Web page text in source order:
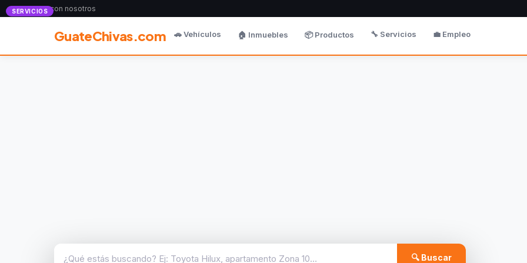
Anunciate con nosotros
GuateChivas.com 🚗 Vehículos 🏠 Inmuebles 📦 Productos 🔧 Servicios 💼 Empleo
🔍 Buscar
SERVICIOS